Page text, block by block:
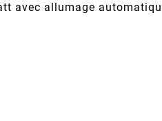
avec allumage